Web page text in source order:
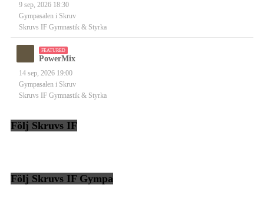
9 sep, 2026 18:30
Gympasalen i Skruv
Skruvs IF Gymnastik & Styrka
FEATURED
PowerMix
14 sep, 2026 19:00
Gympasalen i Skruv
Skruvs IF Gymnastik & Styrka
Följ Skruvs IF
Följ Skruvs IF Gympa